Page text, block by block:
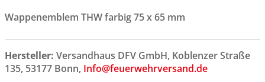
Wappenemblem THW farbig 75 x 65 mm
Hersteller: Versandhaus DFV GmbH, Koblenzer Straße
135, 53177 Bonn, Info@feuerwehrversand.de